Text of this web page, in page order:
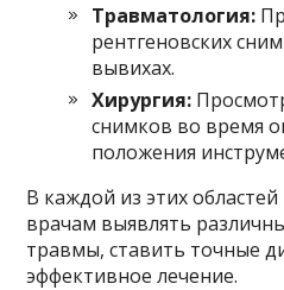
Травматология:
рентгеновских
вывихах.
Хирургия:
снимков во время
положения
В каждой из этих
врачам выявлять
травмы, ставить точные
эффективное лечение.